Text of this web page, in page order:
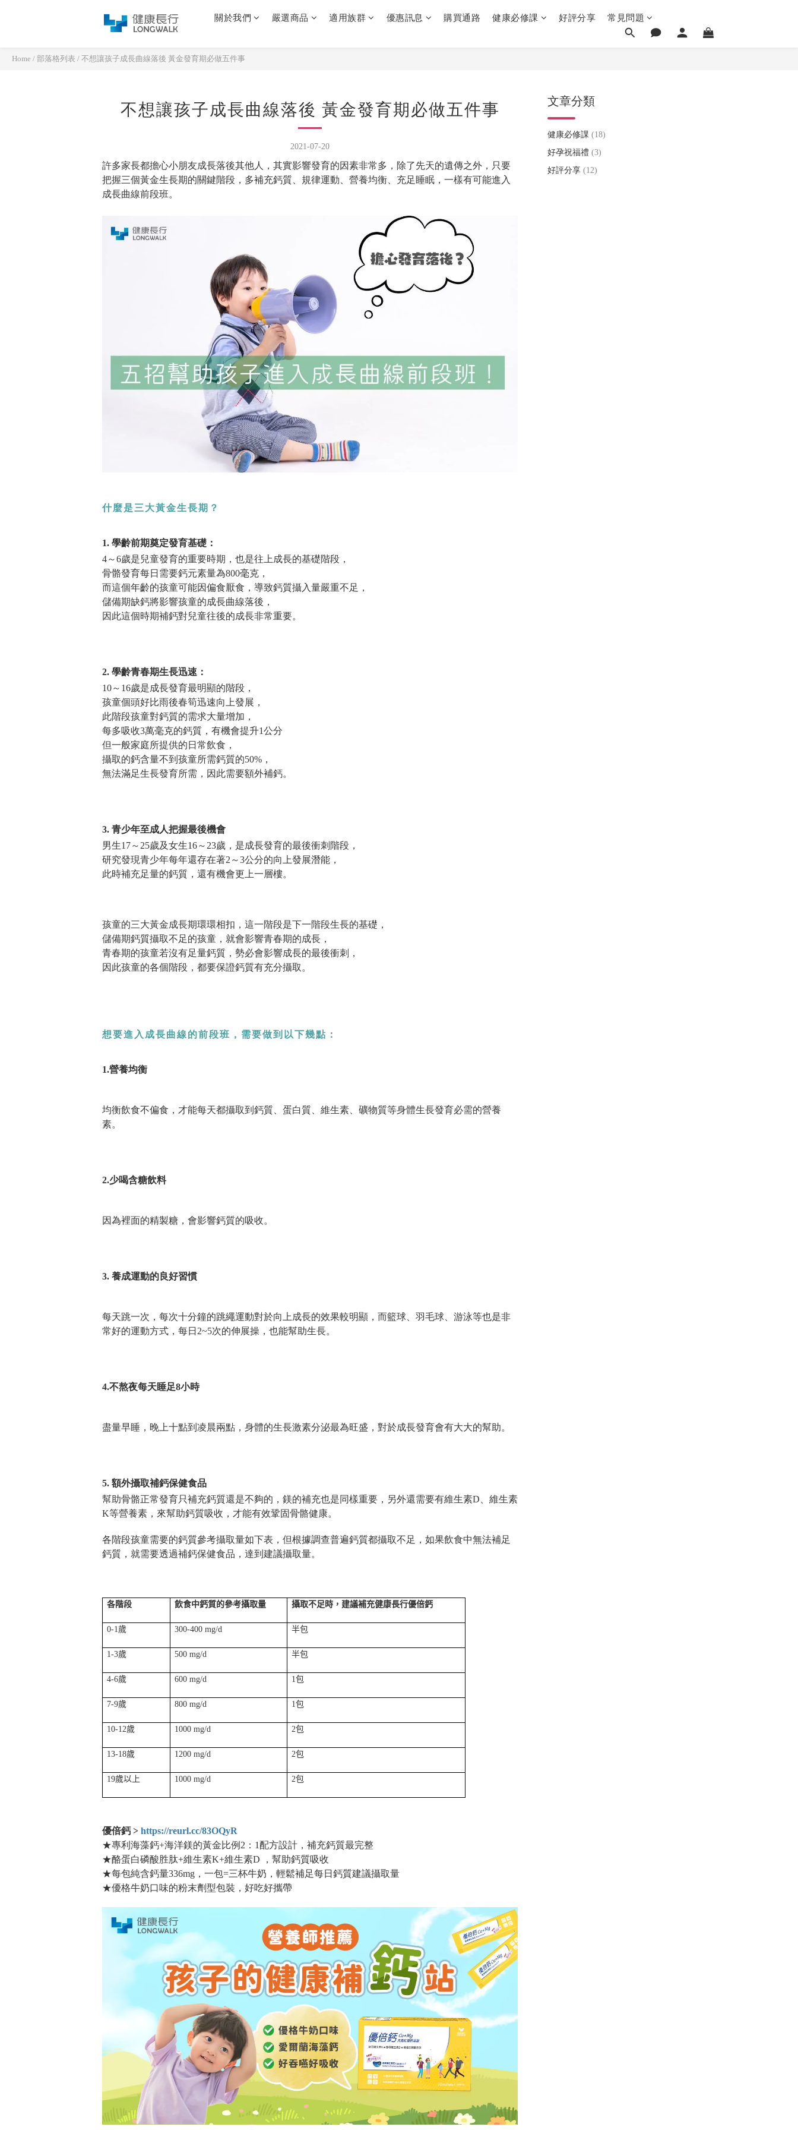
關於我們 嚴選商品 適用族群 優惠訊息 購買通路 健康必修課 好評分享 常見問題
Home / 部落格列表 / 不想讓孩子成長曲線落後 黃金發育期必做五件事
不想讓孩子成長曲線落後 黃金發育期必做五件事
2021-07-20
許多家長都擔心小朋友成長落後其他人，其實影響發育的因素非常多，除了先天的遺傳之外，只要
把握三個黃金生長期的關鍵階段，多補充鈣質、規律運動、營養均衡、充足睡眠，一樣有可能進入
成長曲線前段班。
什麼是三大黃金生長期？
1. 學齡前期奠定發育基礎：
4～6歲是兒童發育的重要時期，也是往上成長的基礎階段，
骨骼發育每日需要鈣元素量為800毫克，
而這個年齡的孩童可能因偏食厭食，導致鈣質攝入量嚴重不足，
儲備期缺鈣將影響孩童的成長曲線落後，
因此這個時期補鈣對兒童往後的成長非常重要。
2. 學齡青春期生長迅速：
10～16歲是成長發育最明顯的階段，
孩童個頭好比雨後春筍迅速向上發展，
此階段孩童對鈣質的需求大量增加，
每多吸收3萬毫克的鈣質，有機會提升1公分
但一般家庭所提供的日常飲食，
攝取的鈣含量不到孩童所需鈣質的50%，
無法滿足生長發育所需，因此需要額外補鈣。
3. 青少年至成人把握最後機會
男生17～25歲及女生16～23歲，是成長發育的最後衝刺階段，
研究發現青少年每年還存在著2～3公分的向上發展潛能，
此時補充足量的鈣質，還有機會更上一層樓。
孩童的三大黃金成長期環環相扣，這一階段是下一階段生長的基礎，
儲備期鈣質攝取不足的孩童，就會影響青春期的成長，
青春期的孩童若沒有足量鈣質，勢必會影響成長的最後衝刺，
因此孩童的各個階段，都要保證鈣質有充分攝取。
想要進入成長曲線的前段班，需要做到以下幾點：
1.營養均衡
均衡飲食不偏食，才能每天都攝取到鈣質、蛋白質、維生素、礦物質等身體生長發育必需的營養
素。
2.少喝含糖飲料
因為裡面的精製糖，會影響鈣質的吸收。
3. 養成運動的良好習慣
每天跳一次，每次十分鐘的跳繩運動對於向上成長的效果較明顯，而籃球、羽毛球、游泳等也是非
常好的運動方式，每日2~5次的伸展操，也能幫助生長。
4.不熬夜每天睡足8小時
盡量早睡，晚上十點到凌晨兩點，身體的生長激素分泌最為旺盛，對於成長發育會有大大的幫助。
5. 額外攝取補鈣保健食品
幫助骨骼正常發育只補充鈣質還是不夠的，鎂的補充也是同樣重要，另外還需要有維生素D、維生素
K等營養素，來幫助鈣質吸收，才能有效鞏固骨骼健康。
各階段孩童需要的鈣質參考攝取量如下表，但根據調查普遍鈣質都攝取不足，如果飲食中無法補足
鈣質，就需要透過補鈣保健食品，達到建議攝取量。
各階段 飲食中鈣質的參考攝取量 攝取不足時，建議補充健康長行優倍鈣
0-1歲 300-400 mg/d 半包
1-3歲 500 mg/d 半包
4-6歲 600 mg/d 1包
7-9歲 800 mg/d 1包
10-12歲 1000 mg/d 2包
13-18歲 1200 mg/d 2包
19歲以上 1000 mg/d 2包
優倍鈣 > https://reurl.cc/83OQyR
★專利海藻鈣+海洋鎂的黃金比例2：1配方設計，補充鈣質最完整
★酪蛋白磷酸胜肽+維生素K+維生素D ，幫助鈣質吸收
★每包純含鈣量336mg，一包=三杯牛奶，輕鬆補足每日鈣質建議攝取量
★優格牛奶口味的粉末劑型包裝，好吃好攜帶
文章分類
健康必修課 (18)
好孕祝福禮 (3)
好評分享 (12)